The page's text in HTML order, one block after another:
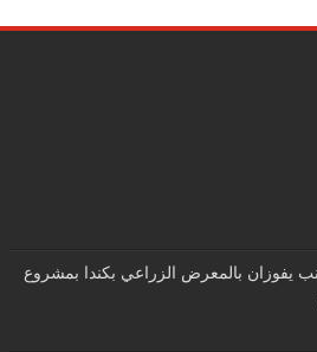
يفوزان بالمعرض الزراعي بكندا بمشروع